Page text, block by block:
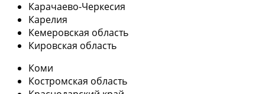
Карачаево-Черкесия
Карелия
Кемеровская область
Кировская область
Коми
Костромская область